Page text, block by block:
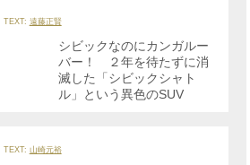
TEXT: 遠藤正賢
シビックなのにカンガルー
バー！ ２年を待たずに消
滅した「シビックシャト
ル」という異色のSUV
TEXT: 山崎元裕